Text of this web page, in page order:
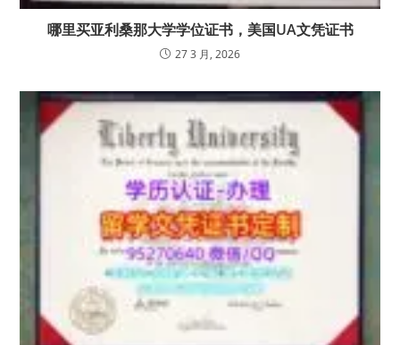
哪里买亚利桑那大学学位证书，美国UA文凭证书
27 3 月, 2026